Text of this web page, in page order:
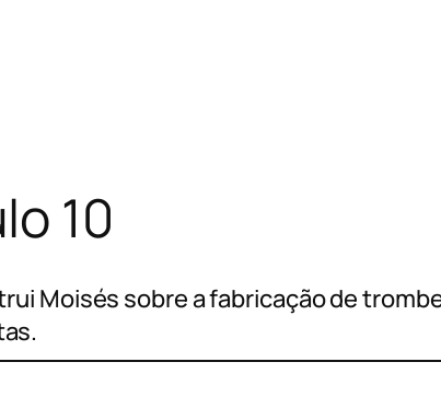
10
Moisés sobre a fabricação de